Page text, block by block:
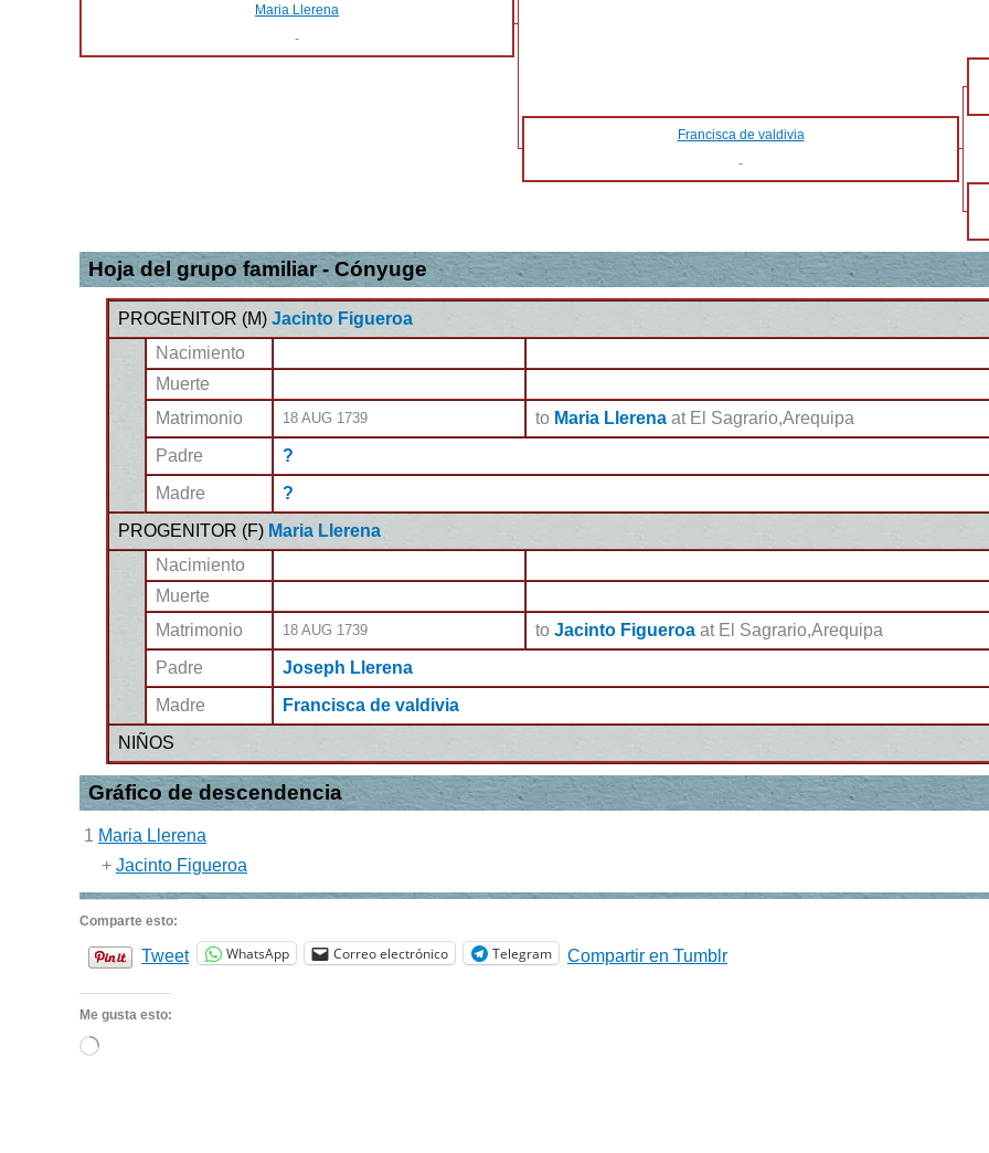
Maria Llerena
-
Francisca de valdivia
-
Hoja del grupo familiar - Cónyuge
PROGENITOR (M) Jacinto Figueroa
Nacimiento
Muerte
Matrimonio
18 AUG 1739 to Maria Llerena at El Sagrario,Arequipa
Padre
?
Madre
?
PROGENITOR (F) Maria Llerena
Nacimiento
Muerte
Matrimonio
18 AUG 1739 to Jacinto Figueroa at El Sagrario,Arequipa
Padre
Joseph Llerena
Madre
Francisca de valdivia
NIÑOS
Gráfico de descendencia
1 Maria Llerena
+ Jacinto Figueroa
Comparte esto:
Tweet WhatsApp Correo electrónico Telegram Compartir en Tumblr
Me gusta esto:
Cargando...